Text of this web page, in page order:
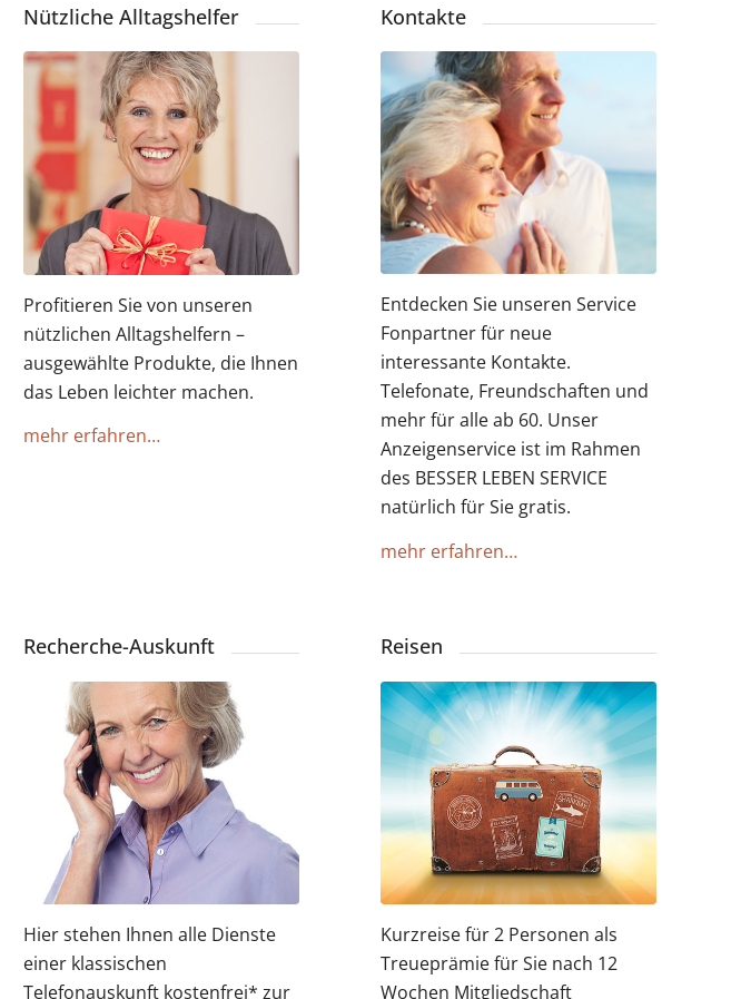
Nützliche Alltagshelfer
Profitieren Sie von unseren
nützlichen Alltagshelfern –
ausgewählte Produkte, die Ihnen
das Leben leichter machen.
mehr erfahren…
Kontakte
Entdecken Sie unseren Service
Fonpartner für neue
interessante Kontakte.
Telefonate, Freundschaften und
mehr für alle ab 60. Unser
Anzeigenservice ist im Rahmen
des BESSER LEBEN SERVICE
natürlich für Sie gratis.
mehr erfahren…
Recherche-Auskunft
Hier stehen Ihnen alle Dienste
einer klassischen
Telefonauskunft kostenfrei* zur
Reisen
Kurzreise für 2 Personen als
Treueprämie für Sie nach 12
Wochen Mitgliedschaft